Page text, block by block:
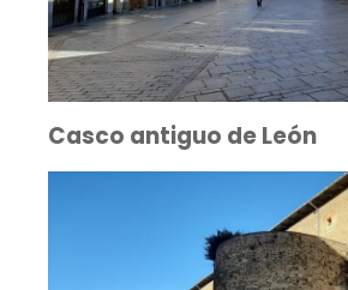
Casco antiguo de León